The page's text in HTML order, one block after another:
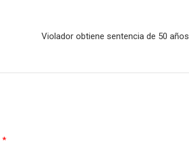
Violador obtiene sentencia de 50 años
*